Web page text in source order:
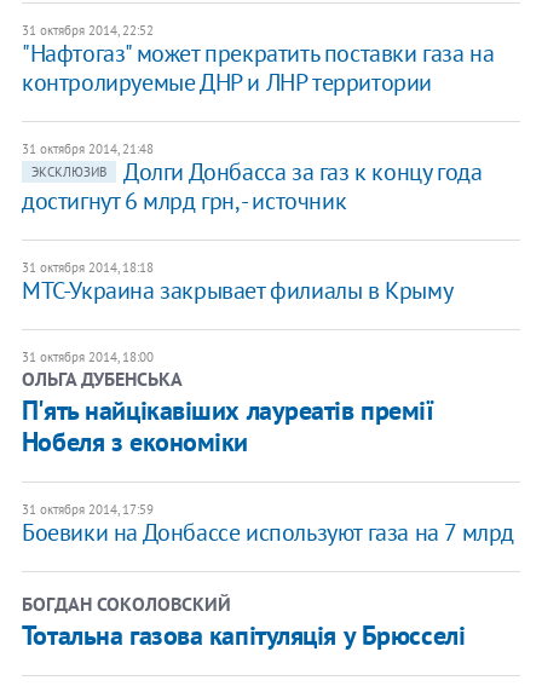
31 октября 2014, 22:52
"Нафтогаз" может прекратить поставки газа на
контролируемые ДНР и ЛНР территории
31 октября 2014, 21:48
ЭКСКЛЮЗИВ
Долги Донбасса за газ к концу года
достигнут 6 млрд грн, - источник
31 октября 2014, 18:18
МТС-Украина закрывает филиалы в Крыму
31 октября 2014, 18:00
ОЛЬГА ДУБЕНСЬКА
П'ять найцікавіших лауреатів премії
Нобеля з економіки
31 октября 2014, 17:59
Боевики на Донбассе используют газа на 7 млрд
БОГДАН СОКОЛОВСКИЙ
Тотальна газова капітуляція у Брюсселі